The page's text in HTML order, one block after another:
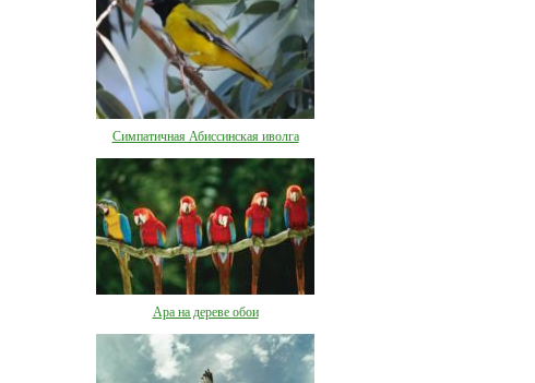
Симпатичная Абиссинская иволга
Ара на дереве обои